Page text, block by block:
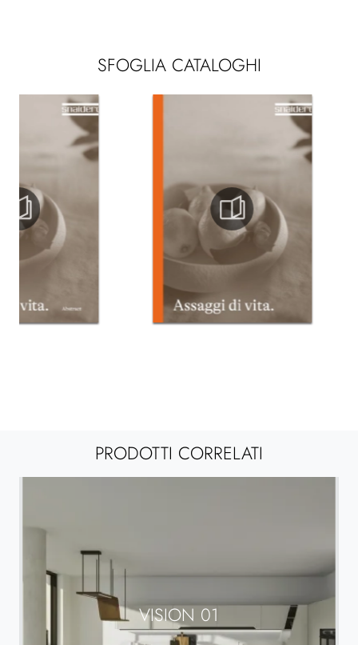
SFOGLIA CATALOGHI
PRODOTTI CORRELATI
VISION 01